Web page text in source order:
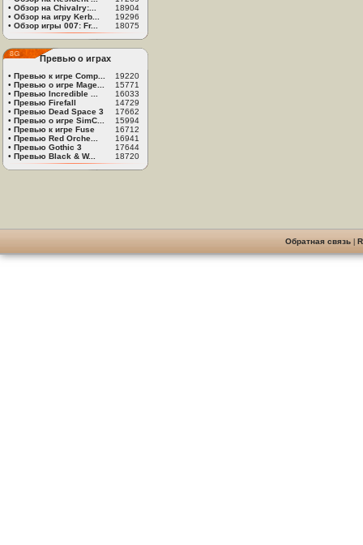
• Обзор на Chivalry:...
18904
• Обзор на игру Kerb...
19296
• Обзор игры 007: Fr... 18075
Превью о играх
• Превью к игре Comp...
19220
• Превью о игре Mage...
15771
• Превью Incredible ...
16033
• Превью Firefall
14729
• Превью Dead Space 3
17662
• Превью о игре SimC...
15994
• Превью к игре Fuse
16712
• Превью Red Orche...
16941
• Превью Gothic 3
17644
• Превью Black & W... 18720
Обратная связь